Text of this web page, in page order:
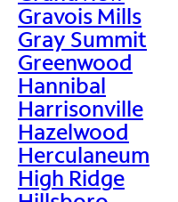
Gravois Mills
Gray Summit
Greenwood
Hannibal
Harrisonville
Hazelwood
Herculaneum
High Ridge